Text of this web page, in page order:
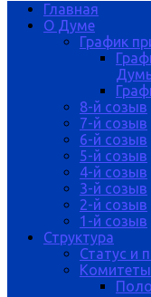
Главная
О Думе
График
8-й созыв
7-й созыв
6-й созыв
5-й созыв
4-й созыв
3-й созыв
2-й созыв
1-й созыв
Структура
Статус и
Комитеты